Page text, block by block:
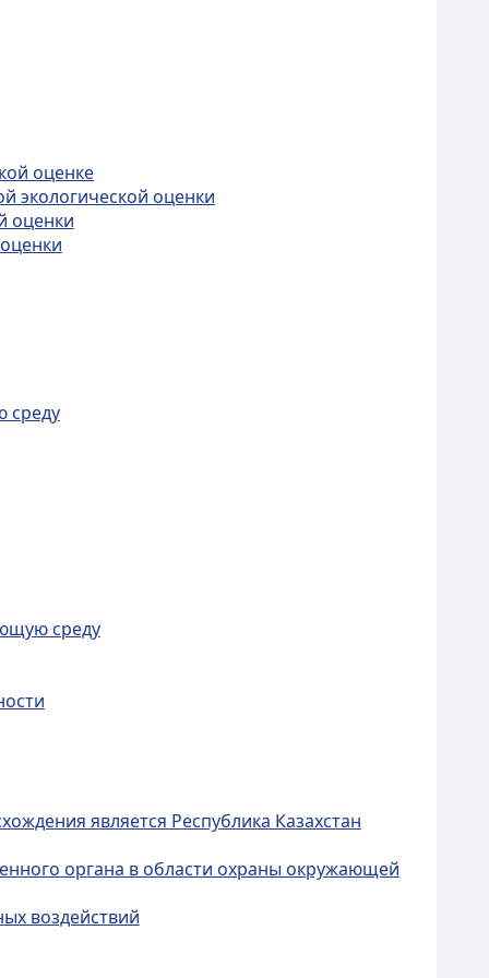
оценке
экологической оценки
оценки
среду
среду
является Республика Казахстан
органа в области охраны окружающей
воздействий